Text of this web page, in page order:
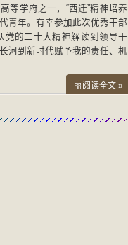
等学府之一，“西迁”精神培养
青年。有幸参加此次优秀干部
党的二十大精神解读到领导干
河到新时代赋予我的责任、机
阅读全文 »